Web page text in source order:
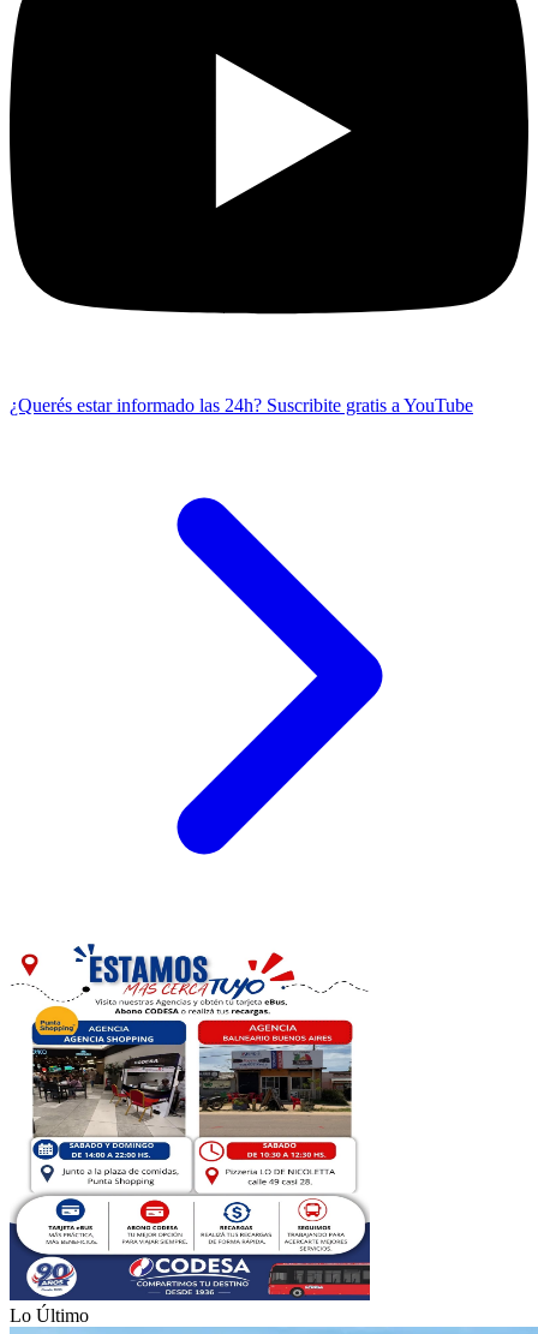
¿Querés estar informado las 24h? Suscribite gratis a YouTube
Lo Último